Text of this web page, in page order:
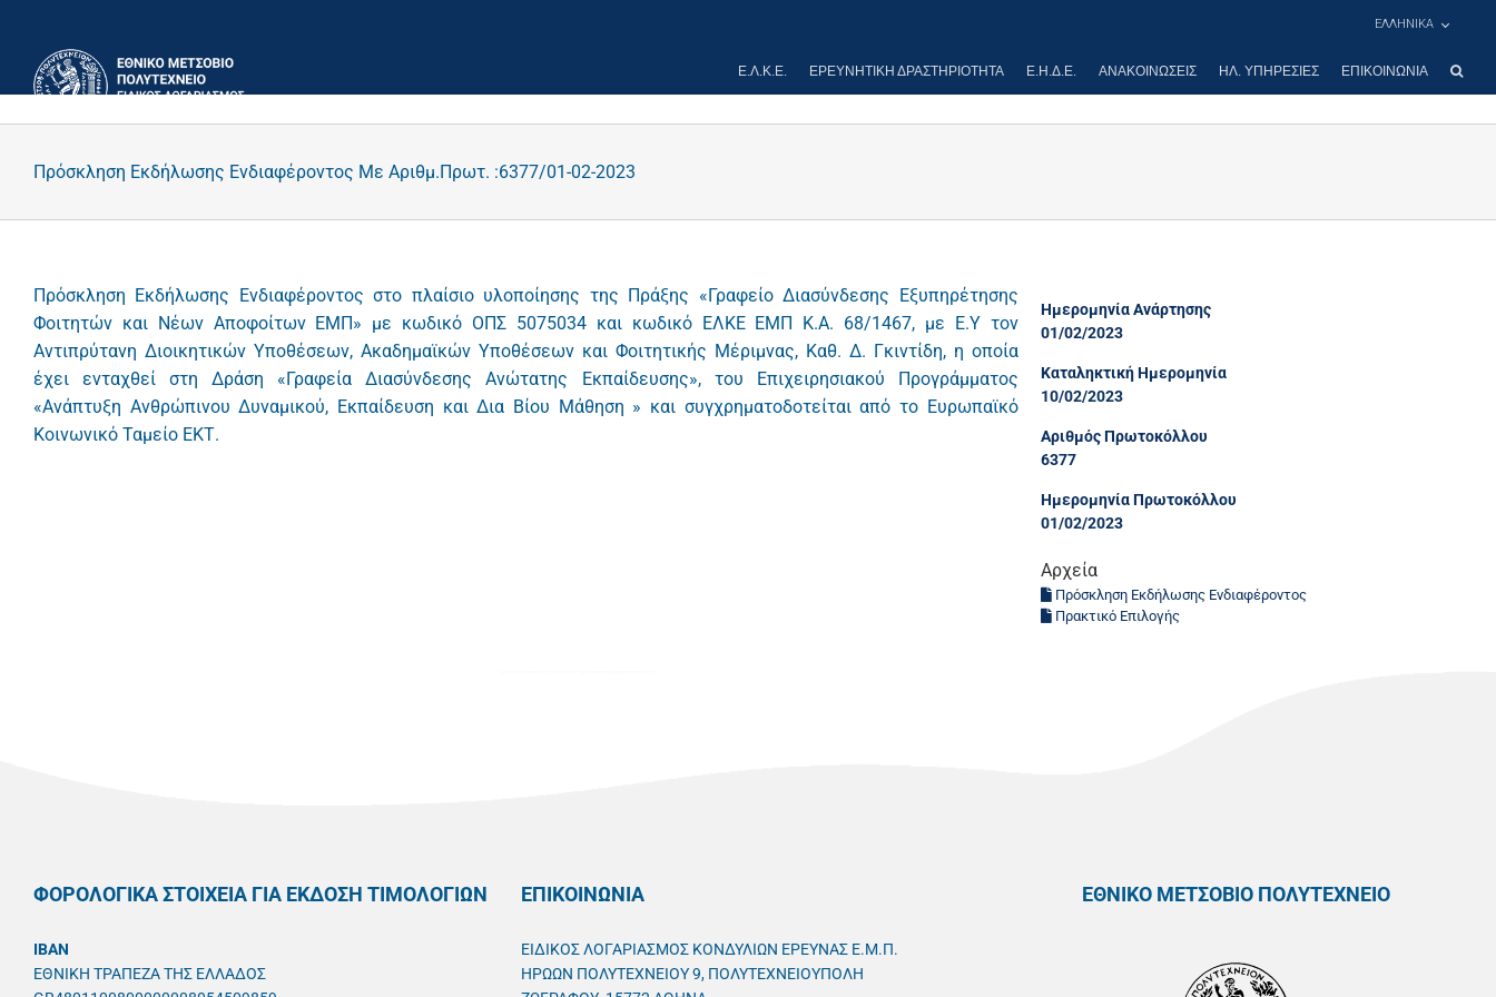
περιεχόμενο
ΕΛΛΗΝΙΚΑ
Ε.Λ.Κ.Ε. ΕΡΕΥΝΗΤΙΚΉ ΔΡΑΣΤΗΡΙΌΤΗΤΑ Ε.Η.Δ.Ε. ΑΝΑΚΟΙΝΏΣΕΙΣ ΗΛ. ΥΠΗΡΕΣΊΕΣ ΕΠΙΚΟΙΝΩΝΊΑ
Πρόσκληση Εκδήλωσης Ενδιαφέροντος Με Αριθμ.Πρωτ. :6377/01-02-2023
Πρόσκληση Εκδήλωσης Ενδιαφέροντος στο πλαίσιο υλοποίησης της Πράξης «Γραφείο Διασύνδεσης Εξυπηρέτησης
Φοιτητών και Νέων Αποφοίτων ΕΜΠ» με κωδικό ΟΠΣ 5075034 και κωδικό ΕΛΚΕ ΕΜΠ Κ.Α. 68/1467, με Ε.Υ τον
Αντιπρύτανη Διοικητικών Υποθέσεων, Ακαδημαϊκών Υποθέσεων και Φοιτητικής Μέριμνας, Καθ. Δ. Γκιντίδη, η οποία
έχει ενταχθεί στη Δράση «Γραφεία Διασύνδεσης Ανώτατης Εκπαίδευσης», του Επιχειρησιακού Προγράμματος
«Ανάπτυξη Ανθρώπινου Δυναμικού, Εκπαίδευση και Δια Βίου Μάθηση » και συγχρηματοδοτείται από το Ευρωπαϊκό
Κοινωνικό Ταμείο ΕΚΤ.
Ημερομηνία Ανάρτησης
01/02/2023
Καταληκτική Ημερομηνία
10/02/2023
Αριθμός Πρωτοκόλλου
6377
Ημερομηνία Πρωτοκόλλου
01/02/2023
Αρχεία
Πρόσκληση Εκδήλωσης Ενδιαφέροντος
Πρακτικό Επιλογής
ΦΟΡΟΛΟΓΙΚΑ ΣΤΟΙΧΕΙΑ ΓΙΑ ΕΚΔΟΣΗ ΤΙΜΟΛΟΓΙΩΝ
IBAN
ΕΘΝΙΚΗ ΤΡΑΠΕΖΑ ΤΗΣ ΕΛΛΑΔΟΣ
ΕΠΙΚΟΙΝΩΝΙΑ
ΕΙΔΙΚΟΣ ΛΟΓΑΡΙΑΣΜΟΣ ΚΟΝΔΥΛΙΩΝ ΕΡΕΥΝΑΣ Ε.Μ.Π.
ΗΡΩΩΝ ΠΟΛΥΤΕΧΝΕΙΟΥ 9, ΠΟΛΥΤΕΧΝΕΙΟΥΠΟΛΗ
ΕΘΝΙΚΟ ΜΕΤΣΟΒΙΟ ΠΟΛΥΤΕΧΝΕΙΟ